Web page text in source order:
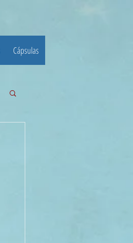
Cápsulas